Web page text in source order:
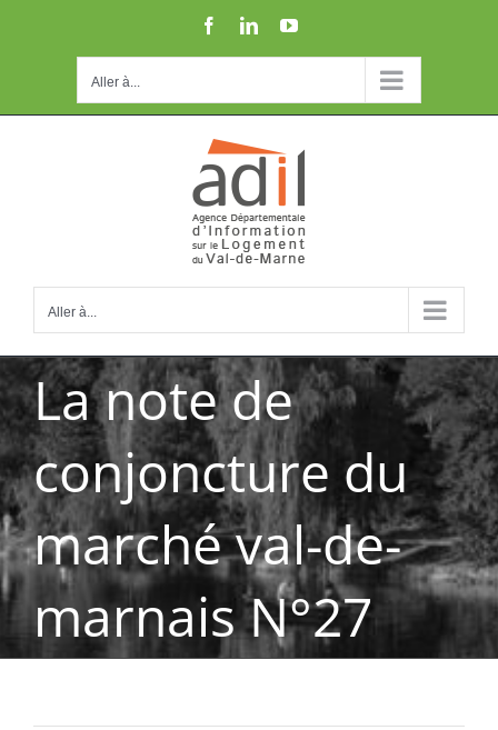
FacebookLinkedInYouTube
Aller à...
Aller à...
La note de
conjoncture du
marché val-de-
marnais N°27